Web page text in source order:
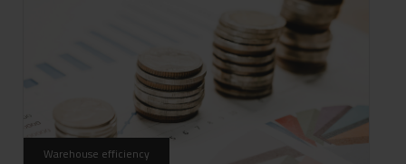
Warehouse efficiency